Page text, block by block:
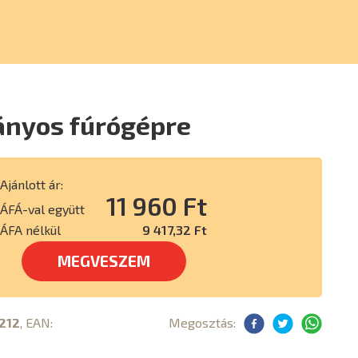
fúrógépre
Ajánlott ár:
ÁFÁ-val együtt
11 960 Ft
ÁFA nélkül 9 417,32 Ft
MEGVESZEM
, EAN: Megosztás: